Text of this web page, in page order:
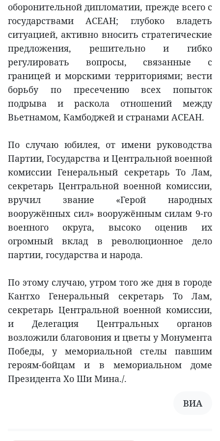
оборонительной дипломатии, прежде всего с
государствами АСЕАН; глубоко владеть
ситуацией, активно вносить стратегические
предложения, решительно и гибко
регулировать вопросы, связанные с
границей и морскими территориями; вести
борьбу по пресечению всех попыток
подрыва и раскола отношений между
Вьетнамом, Камбоджей и странами АСЕАН.
По случаю юбилея, от имени руководства
Партии, Государства и Центральной военной
комиссии Генеральный секретарь То Лам,
секретарь Центральной военной комиссии,
вручил звание «Герой народных
вооружённых сил» вооружённым силам 9-го
военного округа, высоко оценив их
огромный вклад в революционное дело
партии, государства и народа.
По этому случаю, утром того же дня в городе
Кантхо Генеральный секретарь То Лам,
секретарь Центральной военной комиссии,
и Делегация Центральных органов
возложили благовония и цветы у Монумента
Победы, у мемориальной стелы павшим
героям-бойцам и в мемориальном доме
Президента Хо Ши Мина./.
ВИА